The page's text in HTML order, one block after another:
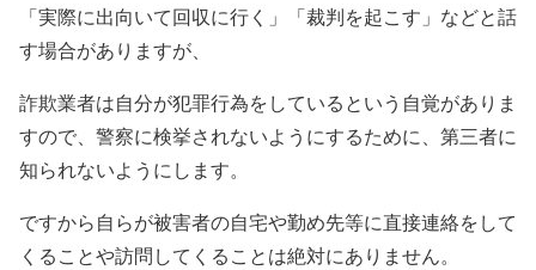
「実際に出向いて回収に行く」「裁判を起こす」などと話
す場合がありますが、
詐欺業者は自分が犯罪行為をしているという自覚がありま
すので、警察に検挙されないようにするために、第三者に
知られないようにします。
ですから自らが被害者の自宅や勤め先等に直接連絡をして
くることや訪問してくることは絶対にありません。